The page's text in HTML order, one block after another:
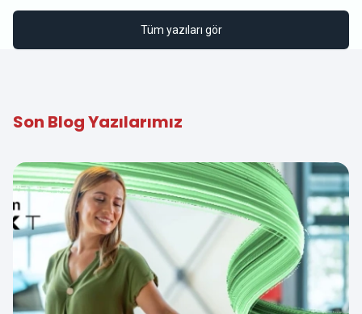
Tüm yazıları gör
Son Blog Yazılarımız